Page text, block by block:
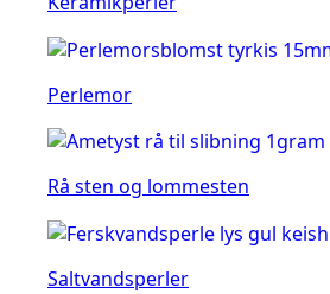
Perlemor
Rå sten og lommesten
Saltvandsperler